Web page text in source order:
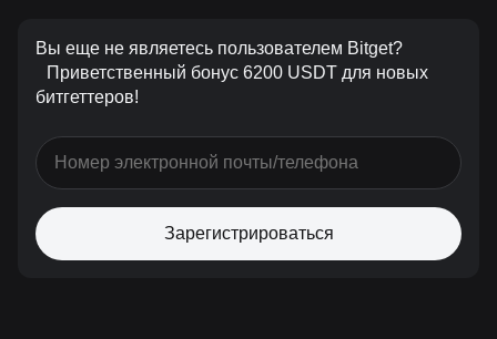
Вы еще не являетесь пользователем Bitget?
Приветственный бонус 6200 USDT для новых
битгеттеров!
Зарегистрироваться